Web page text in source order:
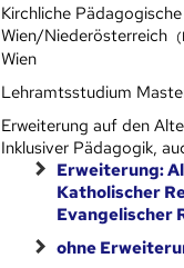
Kirchliche Pädagogische
Wien/Niederösterreich
Wien
Lehramtsstudium
Erweiterung auf den
Inklusiver Pädagogik,
Erweiterung:
Katholischer
Evangelischer
ohne